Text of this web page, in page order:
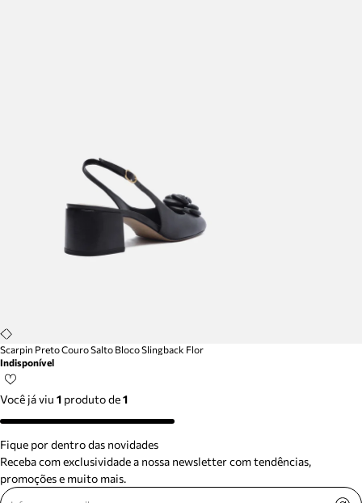
Scarpin Preto Couro Salto Bloco Slingback Flor
Indisponível
Você já viu 1 produtode1
Fique por dentro das novidades
Receba com exclusividade a nossa newsletter com tendências,
promoções e muito mais.